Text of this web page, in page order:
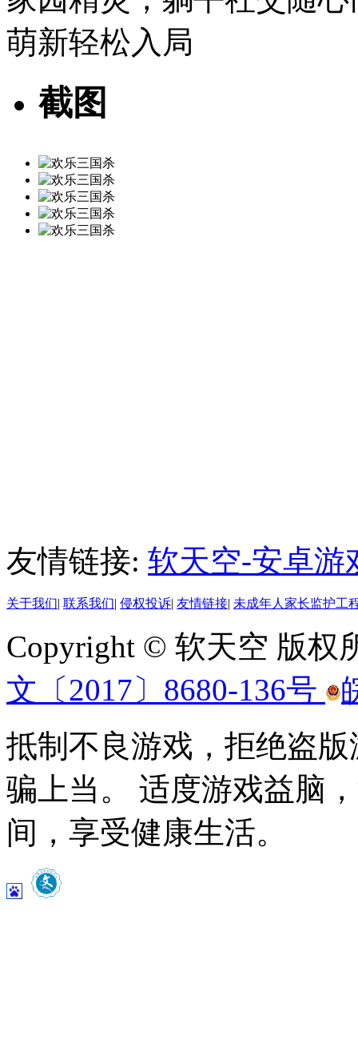
萌新轻松入局
截图
友情链接: 软天空-安卓游
关于我们| 联系我们| 侵权投诉| 友情链接| 未成年人家长监护工
Copyright © 软天空 版权
文〔2017〕8680-136号
抵制不良游戏，拒绝盗
骗上当。 适度游戏益脑
间，享受健康生活。